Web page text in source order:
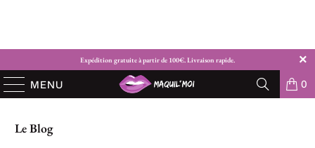
Expédition gratuite à partir de 100€. Livraison rapide.
MENU 0
Le Blog